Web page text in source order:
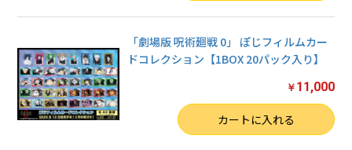
「劇場版 呪術廻戦 0」 ぽじフィルムカー
ドコレクション【1BOX 20パック入り】
￥ 11,000
カートに入れる
カートへ進む